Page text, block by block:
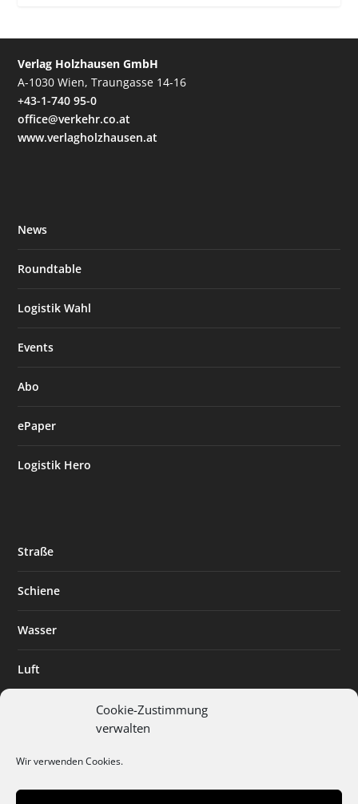
Cookie-Zustimmung
verwalten
Wir verwenden Cookies.
Verlag Holzhausen GmbH
A-1030 Wien, Traungasse 14-16
+43-1-740 95-0
office@verkehr.co.at
www.verlagholzhausen.at
News
Roundtable
Logistik Wahl
Events
Abo
ePaper
Logistik Hero
Straße
Schiene
Wasser
Luft
Digitalisierung